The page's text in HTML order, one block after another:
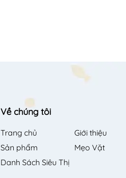
Về chúng tôi
Trang chủ
Giới thiệu
Sản phẩm
Mẹo Vặt
Danh Sách Siêu Thị